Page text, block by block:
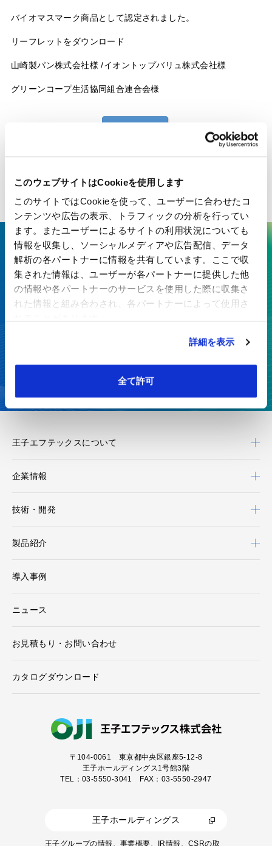
このウェブサイトはCookieを使用します
このサイトではCookieを使って、ユーザーに合わせたコ
ンテンツや広告の表示、トラフィックの分析を行ってい
ます。またユーザーによるサイトの利用状況についても
情報を収集し、ソーシャルメディアや広告配信、データ
解析の各パートナーに情報を共有しています。ここで収
集された情報は、ユーザーが各パートナーに提供した他
の情報や各パートナーのサービスを使用した際に収集さ
れた情報と組み合わされ、各パートナーによって使用さ
詳細を表示
全て許可
バイオマスマーク商品として認定されました。
リーフレットをダウンロード
山崎製パン株式会社様 /イオントップバリュ株式会社様
グリーンコープ生活協同組合連合会様
一覧へ戻る
ここにしかない技術で、最先端の
価値を生み出す
特殊紙・高機能フィルムを、開発から製造まで一貫対応
〒104-0061 東京都中央区銀座5-12-8
王子ホールディングス1号館3階
TEL：03-5550-3041 FAX：03-5550-2947
王子ホールディングス
王子グループの情報、事業概要、IR情報、CSRの取
王子エフテックスについて
企業情報
技術・開発
製品紹介
導入事例
ニュース
お見積もり・お問い合わせ
カタログダウンロード